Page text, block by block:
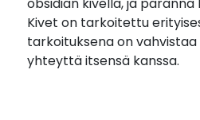
Kivet on tarkoitettu
tarkoituksena on
yhteyttä itsensä kanssa.